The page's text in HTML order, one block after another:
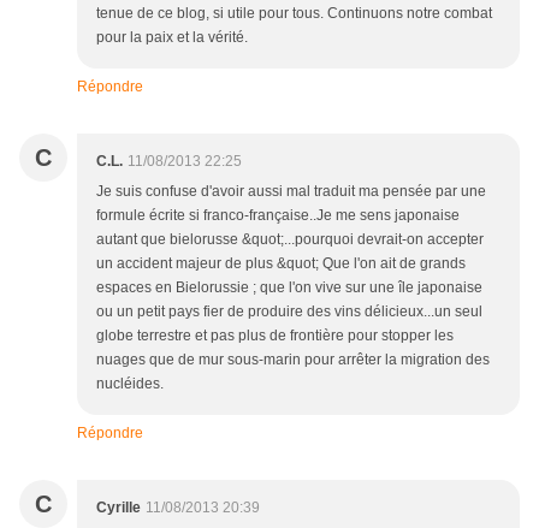
tenue de ce blog, si utile pour tous. Continuons notre combat
pour la paix et la vérité.
Répondre
C C.L. 11/08/2013 22:25
Je suis confuse d'avoir aussi mal traduit ma pensée par une
formule écrite si franco-française..Je me sens japonaise
autant que bielorusse &quot;...pourquoi devrait-on accepter
un accident majeur de plus &quot; Que l'on ait de grands
espaces en Bielorussie ; que l'on vive sur une île japonaise
ou un petit pays fier de produire des vins délicieux...un seul
globe terrestre et pas plus de frontière pour stopper les
nuages que de mur sous-marin pour arrêter la migration des
nucléides.
Répondre
C Cyrille 11/08/2013 20:39